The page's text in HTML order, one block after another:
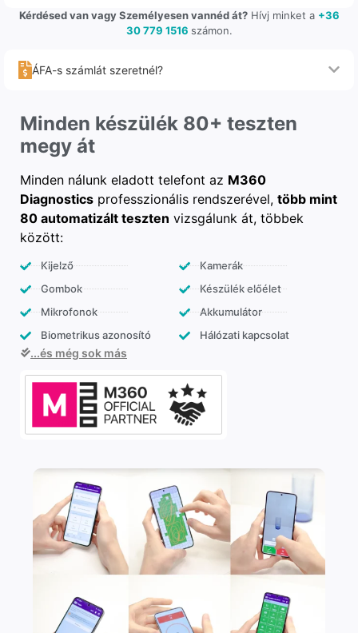
Kérdésed van vagy Személyesen vannéd át?Hívj minket a +36
30 779 1516 számon.
ÁFA-s számlát szeretnél?
Minden készülék 80+ teszten
megy át
Minden nálunk eladott telefont az M360
Diagnostics professzionális rendszerével, több mint
80 automatizált teszten vizsgálunk át, többek
között:
Kijelző
Gombok
Mikrofonok
Biometrikus azonosító
Kamerák
Készülék előélet
Akkumulátor
Hálózati kapcsolat
...és még sok más